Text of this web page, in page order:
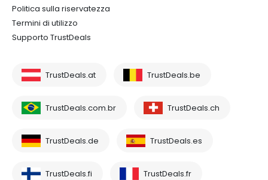
Politica sulla riservatezza
Termini di utilizzo
Supporto TrustDeals
TrustDeals.at TrustDeals.be
TrustDeals.com.br TrustDeals.ch
TrustDeals.de TrustDeals.es
TrustDeals.fi TrustDeals.fr